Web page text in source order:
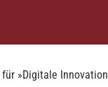
»Digitale